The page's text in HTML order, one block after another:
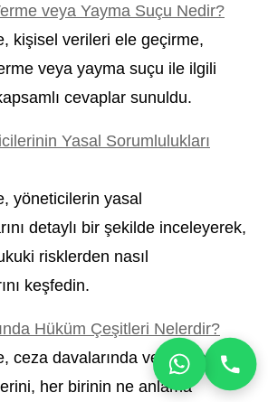
veya Yayma Suçu Nedir?
kişisel verileri ele geçirme,
veya yayma suçu ile ilgili
cevaplar sunuldu.
Yasal Sorumlulukları
yöneticilerin yasal
detaylı bir şekilde inceleyerek,
risklerden nasıl
keşfedin.
Hüküm Çeşitleri Nelerdir?
ceza davalarında verilebilecek
her birinin ne anlama